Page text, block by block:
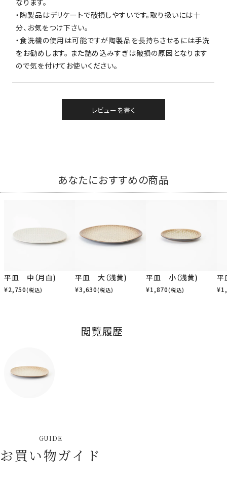
なります。
・陶製品はデリケートで破損しやすいです。取り扱いには十
分、お気をつけ下さい。
・食洗機の使用は可能ですが陶製品を長持ちさせるには手洗
をお勧めします。 また詰め込みすぎは破損の原因となります
ので気を付けてお使いください。
レビューを書く
あなたにおすすめの商品
平皿 中（月白)
¥2,750(税込)
平皿 大（浅黄)
¥3,630(税込)
平皿 小（浅黄)
¥1,870(税込)
平
¥
閲覧履歴
GUIDE
お買い物ガイド